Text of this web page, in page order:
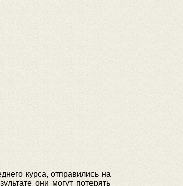
курса, отправились на
они могут потерять